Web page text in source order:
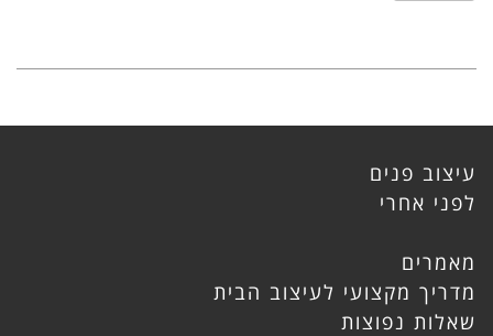
עיצוב פנים
לפני אחרי
מאמרים
מדריך מקצועי לעיצוב הבית
שאלות נפוצות